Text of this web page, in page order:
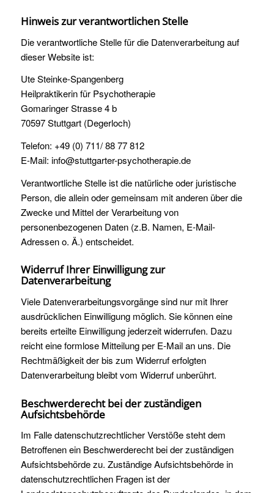
Hinweis zur verantwortlichen Stelle
Die verantwortliche Stelle für die Datenverarbeitung auf
dieser Website ist:
Ute Steinke-Spangenberg
Heilpraktikerin für Psychotherapie
Gomaringer Strasse 4 b
70597 Stuttgart (Degerloch)
Telefon: +49 (0) 711/ 88 77 812
E-Mail: info@stuttgarter-psychotherapie.de
Verantwortliche Stelle ist die natürliche oder juristische
Person, die allein oder gemeinsam mit anderen über die
Zwecke und Mittel der Verarbeitung von
personenbezogenen Daten (z.B. Namen, E-Mail-
Adressen o. Ä.) entscheidet.
Widerruf Ihrer Einwilligung zur
Datenverarbeitung
Viele Datenverarbeitungsvorgänge sind nur mit Ihrer
ausdrücklichen Einwilligung möglich. Sie können eine
bereits erteilte Einwilligung jederzeit widerrufen. Dazu
reicht eine formlose Mitteilung per E-Mail an uns. Die
Rechtmäßigkeit der bis zum Widerruf erfolgten
Datenverarbeitung bleibt vom Widerruf unberührt.
Beschwerderecht bei der zuständigen
Aufsichtsbehörde
Im Falle datenschutzrechtlicher Verstöße steht dem
Betroffenen ein Beschwerderecht bei der zuständigen
Aufsichtsbehörde zu. Zuständige Aufsichtsbehörde in
datenschutzrechtlichen Fragen ist der